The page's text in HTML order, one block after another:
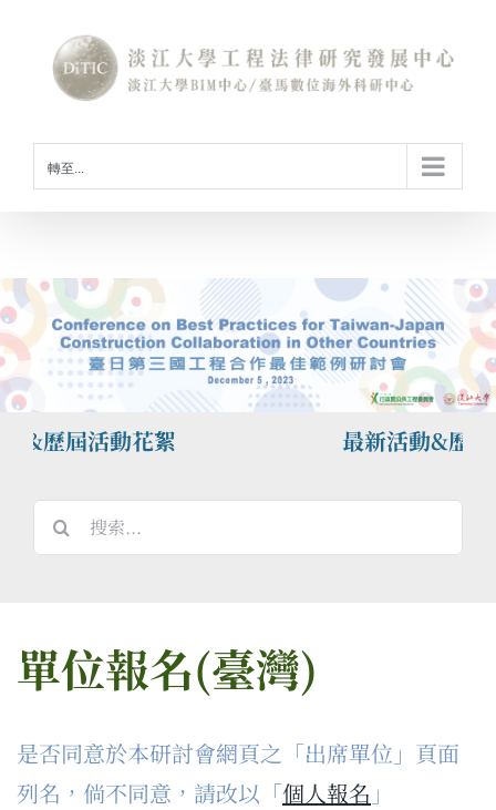
content
轉至...
&歷屆活動花絮 最新活動&歷屆
單位報名(臺灣)
是否同意於本研討會網頁之「出席單位」頁面
列名，倘不同意，請改以「個人報名 」